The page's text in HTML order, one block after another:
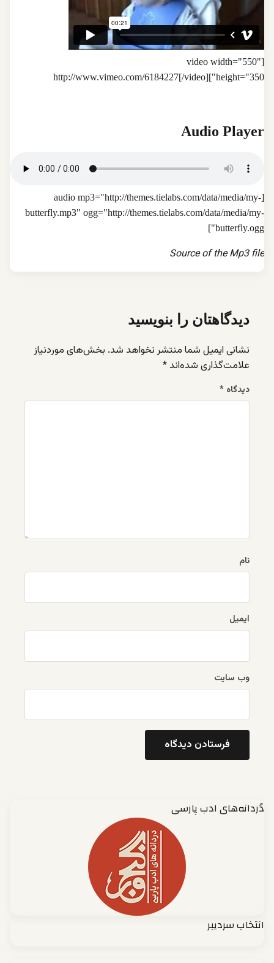
[video width="550"
height="350"]http://www.vimeo.com/6184227[/video]
Audio Player
[audio mp3="http://themes.tielabs.com/data/media/my-
butterfly.mp3" ogg="http://themes.tielabs.com/data/media/my-
butterfly.ogg"]
Source of the Mp3 file
دیدگاهتان را بنویسید
نشانی ایمیل شما منتشر نخواهد شد. بخش‌های موردنیاز
علامت‌گذاری شده‌اند *
دیدگاه *
نام
ایمیل
وب‌ سایت
دُردانه‌های ادب پارسی
انتخاب سردیبر